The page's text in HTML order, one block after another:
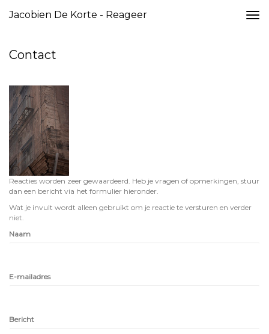
Jacobien De Korte - Reageer
Contact
Reacties worden zeer gewaardeerd. Heb je vragen of opmerkingen, stuur
dan een bericht via het formulier hieronder.
Wat je invult wordt alleen gebruikt om je reactie te versturen en verder
niet.
Naam
E-mailadres
Bericht